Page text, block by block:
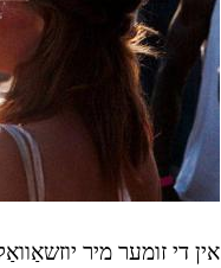
אין די זומער מיר